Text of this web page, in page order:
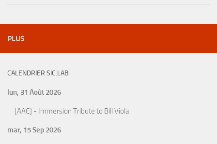
PLUS
CALENDRIER SIC.LAB
lun, 31 Août 2026
[AAC] - Immersion Tribute to Bill Viola
mar, 15 Sep 2026